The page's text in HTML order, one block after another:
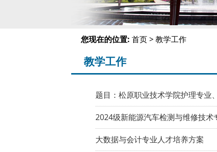
您现在的位置: 首页 > 教学工作
教学工作
题目：松原职业技术学院护理专业
2024级新能源汽车检测与维修技术
大数据与会计专业人才培养方案